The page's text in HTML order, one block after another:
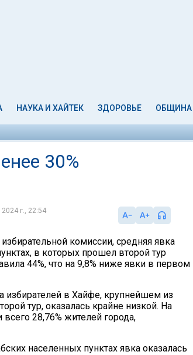
НАУКА И ХАЙТЕК ЗДОРОВЬЕ ОБЩИНА
30%
г., 22:54
комиссии, средняя явка
в которых прошел второй тур
44%, что на 9,8% ниже явки в первом
избирателей в Хайфе, крупнейшем из
тур, оказалась крайне низкой. На
28,76% жителей города,
населенных пунктах явка оказалась